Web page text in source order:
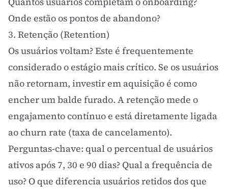
Onde estão os pontos de abandono?
3. Retenção (Retention)
Os usuários voltam? Este é frequentemente
considerado o estágio mais crítico. Se os usuários
não retornam, investir em aquisição é como
encher um balde furado. A retenção mede o
engajamentocontínuo e está diretamente ligada
aochurn rate (taxa de cancelamento).
Perguntas-chave: qual o percentual de usuários
ativos após 7, 30 e 90 dias? Qual a frequência de
uso? O que diferencia usuários retidos dos que